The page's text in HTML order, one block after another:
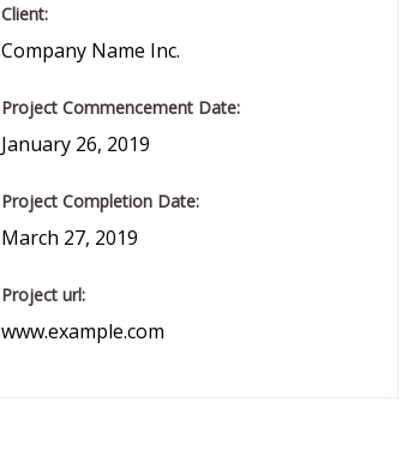
Client:
Company Name Inc.
Project Commencement Date:
January 26, 2019
Project Completion Date:
March 27, 2019
Project url:
www.example.com